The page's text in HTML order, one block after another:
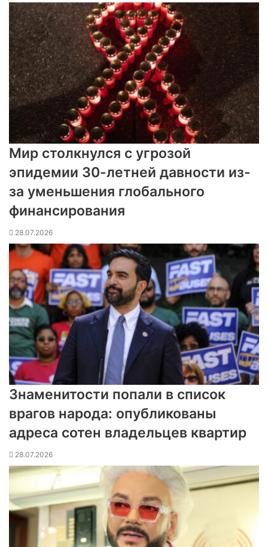
Мир столкнулся с угрозой
эпидемии 30-летней давности из-
за уменьшения глобального
финансирования
28.07.2026
Знаменитости попали в список
врагов народа: опубликованы
адреса сотен владельцев квартир
28.07.2026